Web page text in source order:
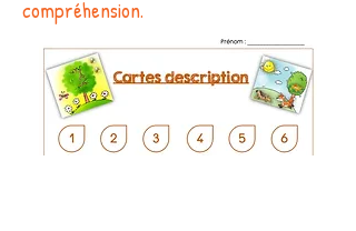
compréhension.